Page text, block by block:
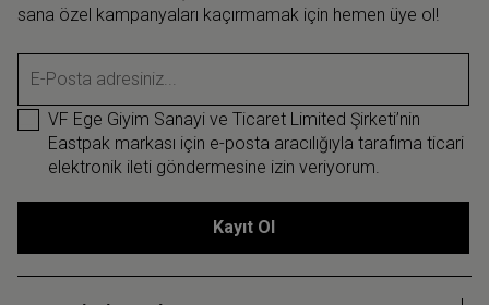
sana özel kampanyaları kaçırmamak için hemen üye ol!
E-Posta adresiniz...
VF Ege Giyim Sanayi ve Ticaret Limited Şirketi’nin
Eastpak markası için e-posta aracılığıyla tarafıma ticari
elektronik ileti göndermesine izin veriyorum.
Kayıt Ol